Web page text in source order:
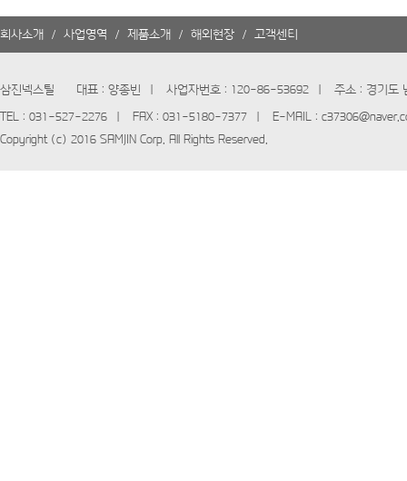
회사소개 / 사업영역 / 제품소개 / 해외현장 / 고객센터
삼진넥스틸 대표 : 양종빈 | 사업자번호 : 120-86-53692 |
주소 : 경기도
TEL : 031-527-2276
| FAX : 031-5180-7377 |
E-MAIL :
Copyright (c) 2016 SAMJIN Corp. All Rights Reserved.